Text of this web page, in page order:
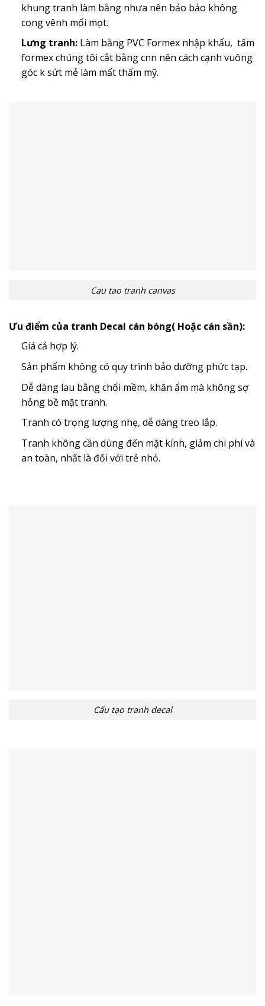
khung tranh làm bằng nhựa nên bảo bảo không
cong vênh mối mọt.
Lưng tranh:Làm bằng PVC Formex nhập khẩu, tấm
formex chúng tôi cắt bằng cnn nên cách cạnh vuông
góc k sứt mẻ làm mất thẩm mỹ.
Cau tao tranh canvas
Ưu điểm của tranh Decal cán bóng( Hoặc cán sần):
Giá cả hợp lý.
Sản phẩm không có quy trình bảo dưỡng phức tạp.
Dễ dàng lau bằng chổi mềm, khăn ẩm mà không sợ
hỏng bề mặt tranh.
Tranh có trọng lượng nhẹ, dễ dàng treo lắp.
Tranh không cần dùng đến mặt kính, giảm chi phí và
an toàn, nhất là đối với trẻ nhỏ.
Cấu tạo tranh decal